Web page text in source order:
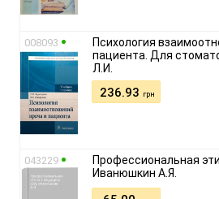
008093
Психология
пациента. Для
Л.И.
236.93 грн
043229
Профессиональная
Иванюшкин А.Я.